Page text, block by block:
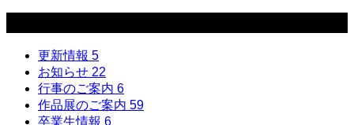
更新情報 5
お知らせ 22
行事のご案内 6
作品展のご案内 59
卒業生情報 6